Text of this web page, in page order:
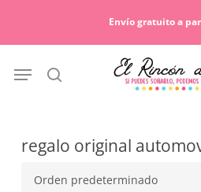
Envío gratuito a
search
Menu
regalo original